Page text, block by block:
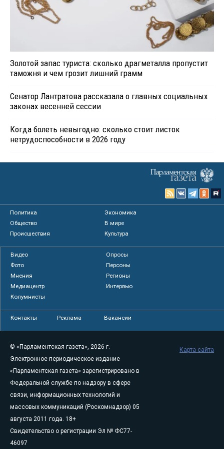
Золотой запас туриста: сколько драгметалла пропустит
таможня и чем грозит лишний грамм
Сенатор Лантратова рассказала о главных социальных
законах весенней сессии
Когда болеть невыгодно: сколько стоит листок
нетрудоспособности в 2026 году
Политика
Экономика
Общество
В мире
Происшествия
Культура
Видео
Опросы
Фото
Персоны
Мнения
Регионы
Медиацентр
Интервью
Колумнисты
Контакты Реклама Вакансии
© «Парламентская газета», 2026 г.
Электронное периодическое издание
«Парламентская газета» зарегистрировано в
Федеральной службе по надзору в сфере
связи, информационных технологий и
массовых коммуникаций (Роскомнадзор) 05
августа 2011 года. 18+
Свидетельство о регистрации Эл № ФС77-
46097
Карта сайта